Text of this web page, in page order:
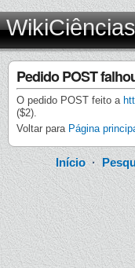
WikiCiências
Pedido POST
O pedido POST feito a
($2).
Voltar para Página
Início·